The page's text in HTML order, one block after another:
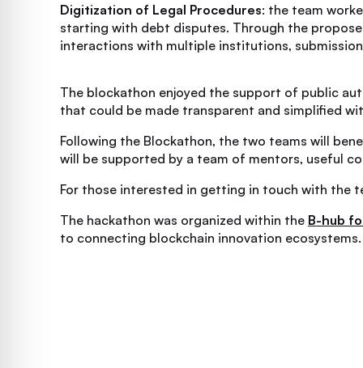
Digitization of Legal Procedures: the team
starting with debt disputes. Through the
interactions with multiple institutions,
The blockathon enjoyed the support of public
that could be made transparent and simplified
Following the Blockathon, the two teams will
will be supported by a team of mentors, useful
For those interested in getting in touch with the
The hackathon was organized within the B-hub
to connecting blockchain innovation ecosystems.